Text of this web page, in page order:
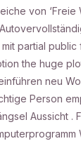
von ‘Freie
partial public
the huge
neu
Person
Aussicht .